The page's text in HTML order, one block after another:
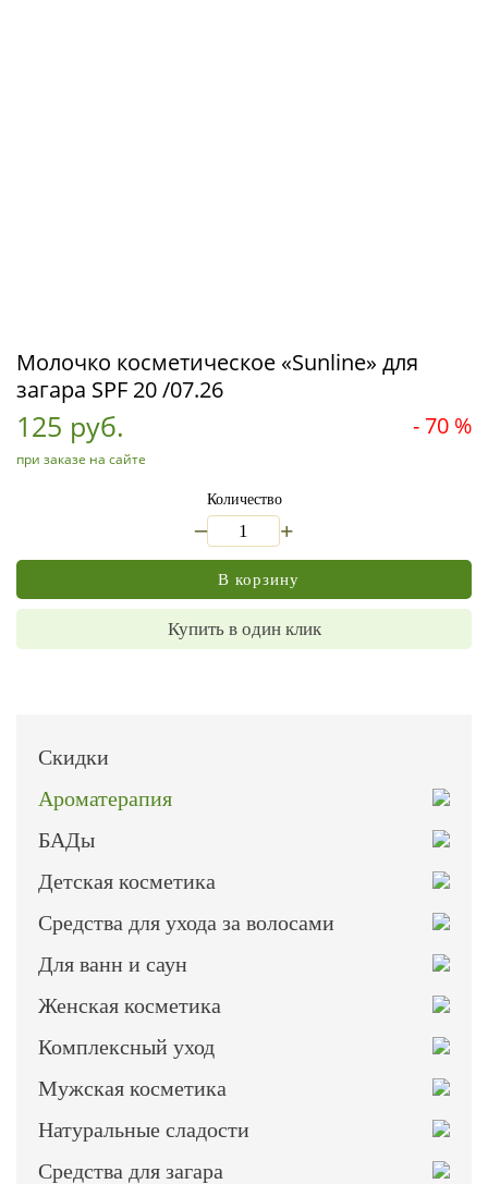
Скидки
Ароматерапия
БАДы
Детская косметика
Средства для ухода за волосами
Для ванн и саун
Женская косметика
Комплексный уход
Мужская косметика
Натуральные сладости
Средства для загара
Молочко косметическое «Sunline» для
загара SPF 20 /07.26
125 руб. - 70 %
при заказе на сайте
Количество
+
В корзину
Купить в один клик